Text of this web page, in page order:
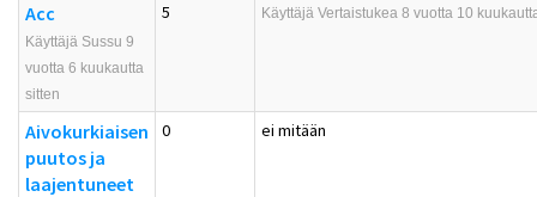
Acc
Käyttäjä Sussu 9
vuotta 6 kuukautta
sitten
5 Käyttäjä Vertaistukea 8 vuotta 10
Aivokurkiaisen
puutos ja
laajentuneet
0 ei mitään